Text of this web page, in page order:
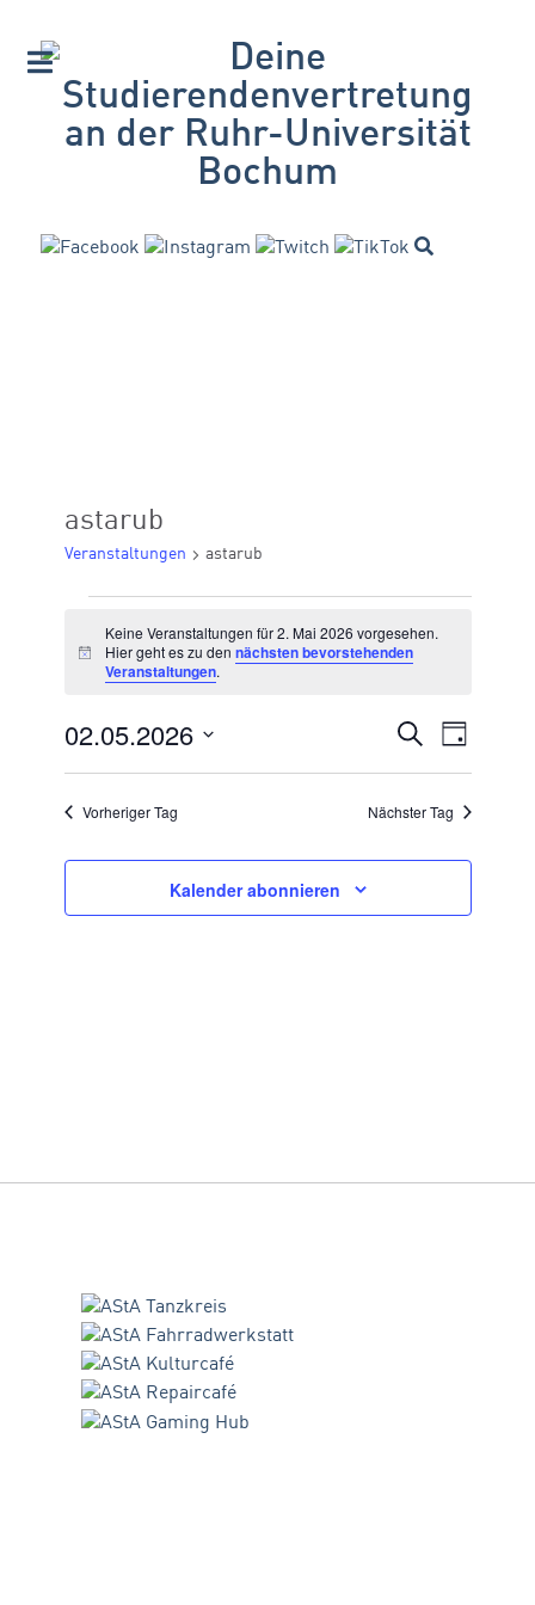
astarub
Veranstaltungen astarub
FÜR
MAI
2026
Hinweis
Keine Veranstaltungen für 2. Mai 2026 vorgesehen.
Hier geht es zu den nächsten bevorstehenden
Veranstaltungen.
SUCHE
UND
Suche
Tag
02.05.2026
Vorheriger Tag Nächster Tag
Kalender abonnieren